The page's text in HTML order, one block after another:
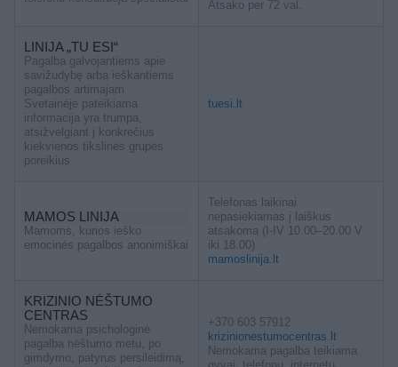
Atsako per 72 val.
LINIJA „TU ESI“
Pagalba galvojantiems apie
savižudybę arba ieškantiems
pagalbos artimajam
Svetainėje pateikiama
informacija yra trumpa,
atsižvelgiant į konkrečius
kiekvienos tikslinės grupės
poreikius
tuesi.lt
MAMOS LINIJA
Mamoms, kurios ieško
emocinės pagalbos anonimiškai
Telefonas laikinai
nepasiekiamas į laiškus
atsakoma (I-IV 10.00–20.00 V
iki 18.00)
mamoslinija.lt
KRIZINIO NĖŠTUMO
CENTRAS
Nemokama psichologinė
pagalba nėštumo metu, po
gimdymo, patyrus persileidimą,
+370 603 57912
krizinionestumocentras.lt
Nemokama pagalba teikiama